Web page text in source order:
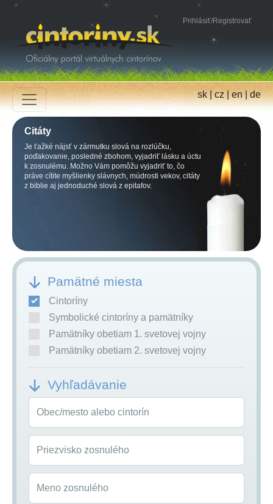
Prihlásiť/Registrovať
sk|cz|en|de
Citáty
Je ťažké nájsť v zármutku slová na rozlúčku,
poďakovanie, posledné zbohom, vyjadriť lásku a úctu
k zosnulému. Možno Vám pomôžu vyjadriť to, čo
práve cítite myšlienky slávnych, múdrosti vekov, citáty
z biblie aj jednoduché slová z epitafov.
Pamätné miesta
Cintoríny
Symbolické cintoríny a pamätníky
Pamätníky obetiam 1. svetovej vojny
Pamätníky obetiam 2. svetovej vojny
Vyhľadávanie
Obec/mesto alebo cintorín
Priezvisko zosnulého
Meno zosnulého